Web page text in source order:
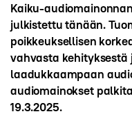
Kaiku-
julkistettu tänään.
poikkeuksellisen
vahvasta
laadukkaampaan
audiomainokset
19.3.2025.